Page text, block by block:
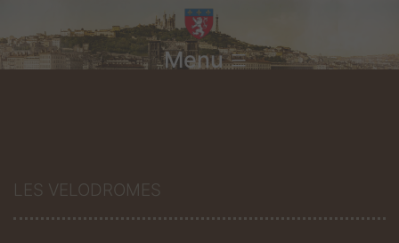
au
contenu
Menu
LES VELODROMES